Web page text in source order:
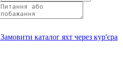
Замовити каталог яхт через кур'єра